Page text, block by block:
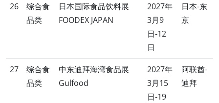
26
综合食
品类
日本国际食品饮料展
FOODEX JAPAN
2027年
3月9
日-12
日
日本-东
京
27
综合食
品类
中东迪拜海湾食品展
Gulfood
2027年
3月15
日-19
阿联酋-
迪拜